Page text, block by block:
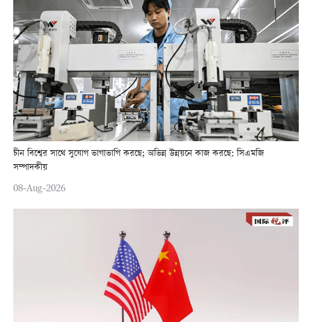
চীন বিশ্বের সাথে সুযোগ ভাগাভাগি করছে; অভিন্ন উন্নয়নে কাজ করছে: সিএমজি
সম্পাদকীয়
08-Aug-2026